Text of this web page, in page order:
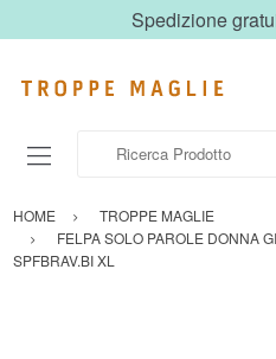
Spedizione
HOME
TROPPE MAGLIE
FELPA SOLO PAROLE DONNA
SPFBRAV.BI XL